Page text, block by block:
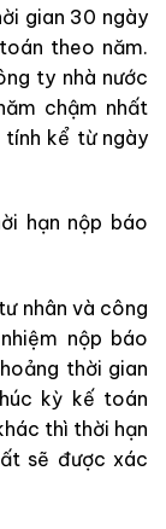
gian 30 ngày
theo năm.
ty nhà nước
chậm nhất
kể từ ngày
hạn nộp báo
nhân và công
nộp báo
thời gian
kỳ kế toán
thì thời hạn
sẽ được xác